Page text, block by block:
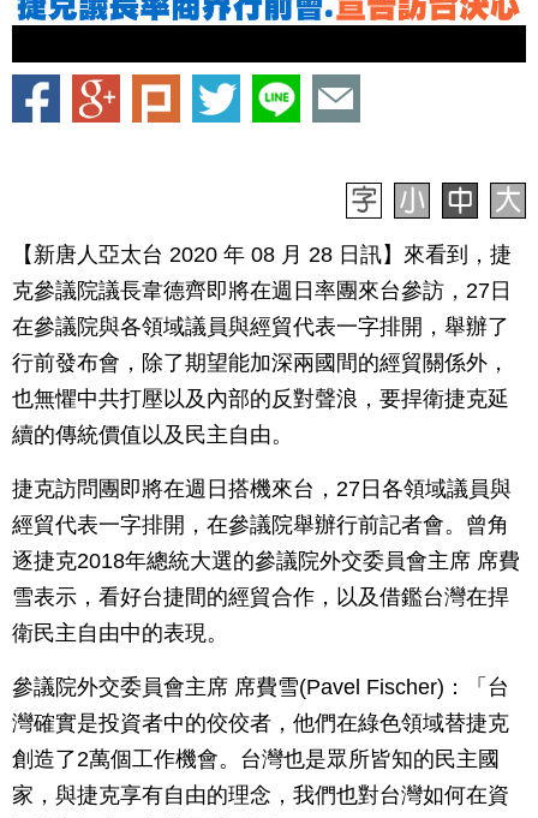
【新唐人亞太台 2020 年 08 月 28 日訊】來看到，捷
克參議院議長韋德齊即將在週日率團來台參訪，27日
在參議院與各領域議員與經貿代表一字排開，舉辦了
行前發布會，除了期望能加深兩國間的經貿關係外，
也無懼中共打壓以及內部的反對聲浪，要捍衛捷克延
續的傳統價值以及民主自由。
捷克訪問團即將在週日搭機來台，27日各領域議員與
經貿代表一字排開，在參議院舉辦行前記者會。曾角
逐捷克2018年總統大選的參議院外交委員會主席 席費
雪表示，看好台捷間的經貿合作，以及借鑑台灣在捍
衛民主自由中的表現。
參議院外交委員會主席 席費雪(Pavel Fischer)：「台
灣確實是投資者中的佼佼者，他們在綠色領域替捷克
創造了2萬個工作機會。台灣也是眾所皆知的民主國
家，與捷克享有自由的理念，我們也對台灣如何在資